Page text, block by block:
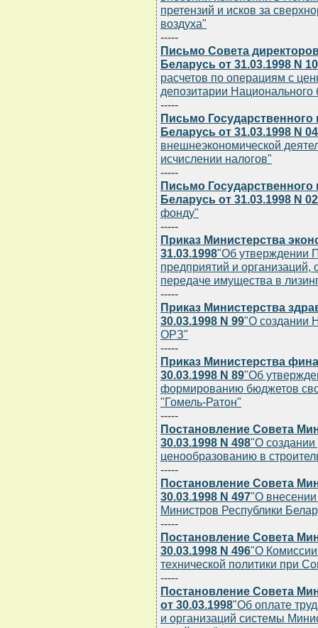
претензий и исков за
воздуха"
-----
Письмо Совета
Беларусь от 31.03.1998 N
расчетов по операциям с
депозитарии Национального
-----
Письмо Государственного
Беларусь от 31.03.1998 N
внешнеэкономической
исчислении налогов"
-----
Письмо Государственного
Беларусь от 31.03.1998 N
фонду"
-----
Приказ Министерства
31.03.1998"Об утверждении
предприятий и
передаче имущества в
-----
Приказ Министерства
30.03.1998 N 99"О создании
ОРЗ"
-----
Приказ Министерства
30.03.1998 N 89"Об
формированию бюджетов
"Гомель-Ратон"
-----
Постановление Совета
30.03.1998 N 498"О создании
ценообразованию в
-----
Постановление Совета
30.03.1998 N 497"О внесении
Министров Республики
-----
Постановление Совета
30.03.1998 N 496"О Комиссии
технической политики при
-----
Постановление Совета
от 30.03.1998"Об оплате
и организаций системы